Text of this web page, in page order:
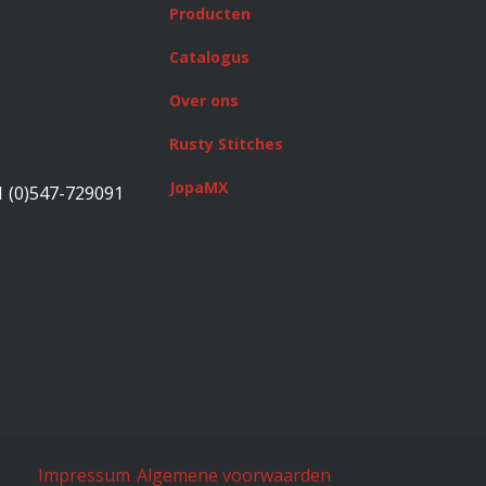
729091
Producten
Catalogus
Over ons
Rusty Stitches
JopaMX
Algemene voorwaarden
Impressum